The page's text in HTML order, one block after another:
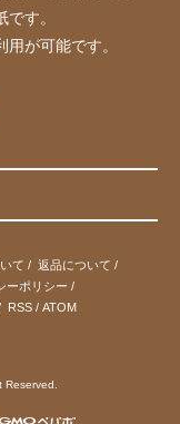
す。
が可能です。
て / 返品について /
ーポリシー /
RSS / ATOM